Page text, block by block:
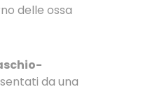
delle ossa
da una